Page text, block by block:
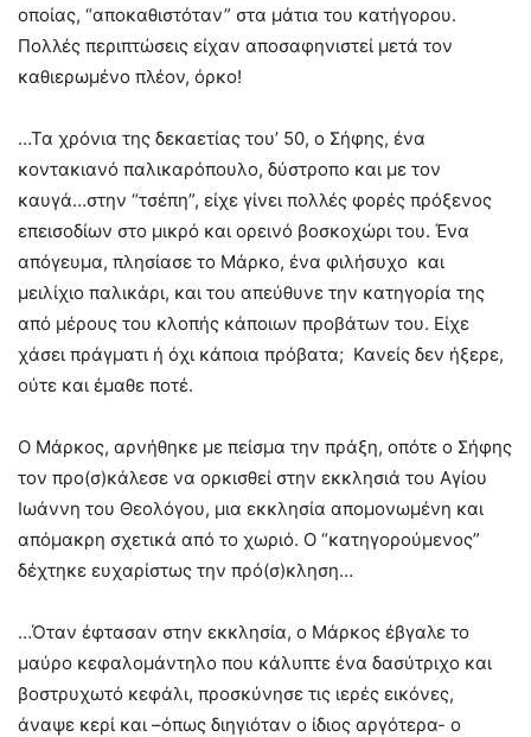
οποίας, “αποκαθιστόταν” στα μάτια του κατήγορου.
Πολλές περιπτώσεις είχαν αποσαφηνιστεί μετά τον
καθιερωμένο πλέον, όρκο!
…Τα χρόνια της δεκαετίας του’ 50, ο Σήφης, ένα
κοντακιανό παλικαρόπουλο, δύστροπο και με τον
καυγά…στην “τσέπη”, είχε γίνει πολλές φορές πρόξενος
επεισοδίων στο μικρό και ορεινό βοσκοχώρι του. Ένα
απόγευμα, πλησίασε το Μάρκο, ένα φιλήσυχο και
μειλίχιο παλικάρι, και του απεύθυνε την κατηγορία της
από μέρους του κλοπής κάποιων προβάτων του. Είχε
χάσει πράγματι ή όχι κάποια πρόβατα; Κανείς δεν ήξερε,
ούτε και έμαθε ποτέ.
Ο Μάρκος, αρνήθηκε με πείσμα την πράξη, οπότε ο Σήφης
τον προ(σ)κάλεσε να ορκισθεί στην εκκλησιά του Αγίου
Ιωάννη του Θεολόγου, μια εκκλησία απομονωμένη και
απόμακρη σχετικά από το χωριό. Ο “κατηγορούμενος”
δέχτηκε ευχαρίστως την πρό(σ)κληση…
…Όταν έφτασαν στην εκκλησία, ο Μάρκος έβγαλε το
μαύρο κεφαλομάντηλο που κάλυπτε ένα δασύτριχο και
βοστρυχωτό κεφάλι, προσκύνησε τις ιερές εικόνες,
άναψε κερί και –όπως διηγιόταν ο ίδιος αργότερα- ο